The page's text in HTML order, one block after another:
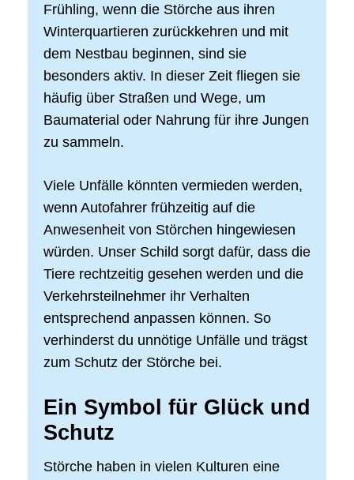
Frühling, wenn die Störche aus ihren
Winterquartieren zurückkehren und mit
dem Nestbau beginnen, sind sie
besonders aktiv. In dieser Zeit fliegen sie
häufig über Straßen und Wege, um
Baumaterial oder Nahrung für ihre Jungen
zu sammeln.
Viele Unfälle könnten vermieden werden,
wenn Autofahrer frühzeitig auf die
Anwesenheit von Störchen hingewiesen
würden. Unser Schild sorgt dafür, dass die
Tiere rechtzeitig gesehen werden und die
Verkehrsteilnehmer ihr Verhalten
entsprechend anpassen können. So
verhinderst du unnötige Unfälle und trägst
zum Schutz der Störche bei.
Ein Symbol für Glück und
Schutz
Störche haben in vielen Kulturen eine